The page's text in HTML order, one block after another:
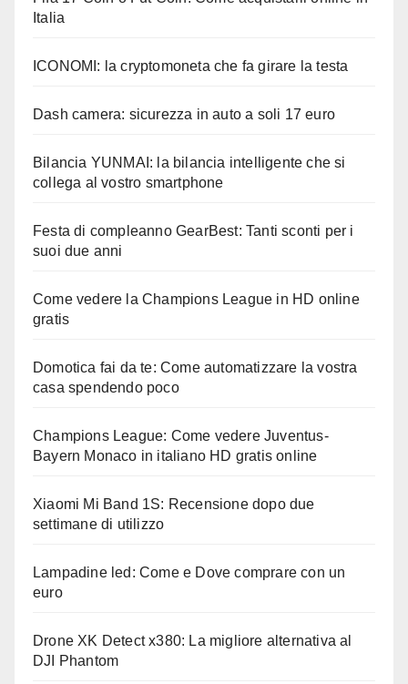
Italia
ICONOMI: la cryptomoneta che fa girare la testa
Dash camera: sicurezza in auto a soli 17 euro
Bilancia YUNMAI: la bilancia intelligente che si
collega al vostro smartphone
Festa di compleanno GearBest: Tanti sconti per i
suoi due anni
Come vedere la Champions League in HD online
gratis
Domotica fai da te: Come automatizzare la vostra
casa spendendo poco
Champions League: Come vedere Juventus-
Bayern Monaco in italiano HD gratis online
Xiaomi Mi Band 1S: Recensione dopo due
settimane di utilizzo
Lampadine led: Come e Dove comprare con un
euro
Drone XK Detect x380: La migliore alternativa al
DJI Phantom